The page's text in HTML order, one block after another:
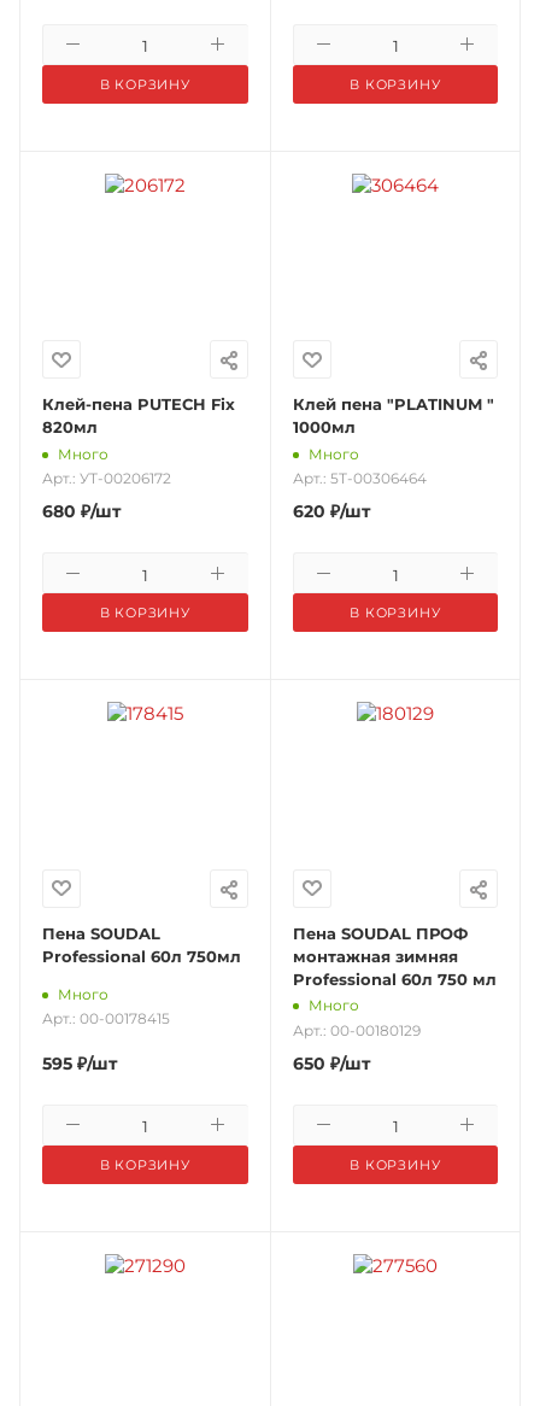
В КОРЗИНУ В КОРЗИНУ
Клей-пена PUTECH Fix
820мл
Много
Арт.: УТ-00206172
680 ₽/шт
В КОРЗИНУ
Клей пена "PLATINUM "
1000мл
Много
Арт.: 5Т-00306464
620 ₽/шт
В КОРЗИНУ
Пена SOUDAL
Professional 60л 750мл
Много
Арт.: 00-00178415
595 ₽/шт
В КОРЗИНУ
Пена SOUDAL ПРОФ
монтажная зимняя
Professional 60л 750 мл
Много
Арт.: 00-00180129
650 ₽/шт
В КОРЗИНУ